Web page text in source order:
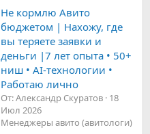
Не кормлю Авито
бюджетом | Нахожу, где
вы теряете заявки и
деньги |7 лет опыта • 50+
ниш • AI-технологии •
Работаю лично
От: Александр Скуратов 18
Июл 2026
Менеджеры авито (авитологи)